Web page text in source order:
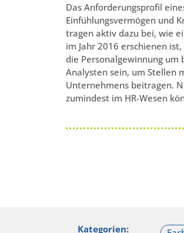
Das Anforderungsprofil
Einfühlungsvermögen und
tragen aktiv dazu bei, wie
im Jahr 2016 erschienen
die Personalgewinnung um
Analysten sein, um Stellen
Unternehmens beitragen.
zumindest im HR-Wesen
Kategorien: